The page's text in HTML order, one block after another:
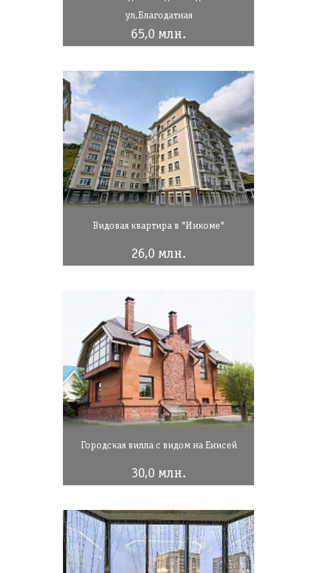
ул.Благодатная
65,0 млн.
Видовая квартира в "Инкоме"
26,0 млн.
Городская вилла с видом на Енисей
30,0 млн.